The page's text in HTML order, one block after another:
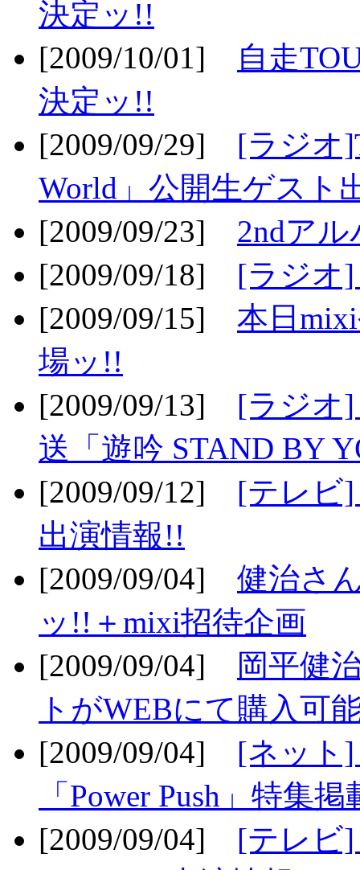
決定ッ!!
[2009/10/01]
自走
決定ッ!!
[2009/09/29] [ラジオ
World」公開生ゲスト
[2009/09/23] 2ndア
[2009/09/18] [ラジオ
[2009/09/15] 本日
場ッ!!
[2009/09/13] [ラジオ]
送「遊吟 STAND BY
[2009/09/12] [テレビ]
出演情報!!
[2009/09/04] 健治さ
ッ!!＋mixi招待企画
[2009/09/04]
岡平健
トがWEBにて購入可
[2009/09/04] [ネット]
「Power Push」特集
[2009/09/04] [テレビ]